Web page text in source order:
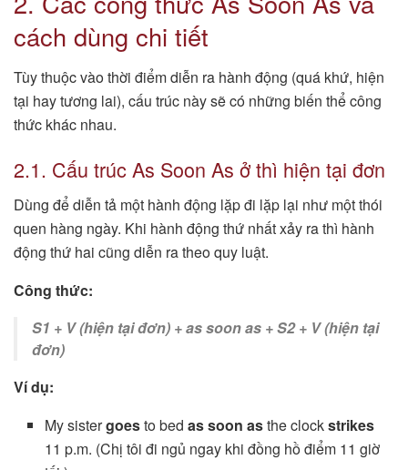
cách dùng chi tiết
Tùy thuộc vào thời điểm diễn ra hành động (quá khứ, hiện
tại hay tương lai), cấu trúc này sẽ có những biến thể công
thức khác nhau.
2.1. Cấu trúc As Soon As ở thì hiện tại đơn
Dùng để diễn tả một hành động lặp đi lặp lại như một thói
quen hàng ngày. Khi hành động thứ nhất xảy ra thì hành
động thứ hai cũng diễn ra theo quy luật.
Công thức:
S1 + V (hiện tại đơn) + as soon as + S2 + V (hiện tại
đơn)
Ví dụ:
My sistergoesto bedas soon asthe clockstrikes
11 p.m. (Chị tôi đi ngủ ngay khi đồng hồ điểm 11 giờ